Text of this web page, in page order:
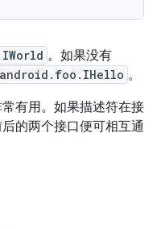
。如果没有
android.foo.IHello 。
有用。如果描述符在接
的两个接口便可相互通